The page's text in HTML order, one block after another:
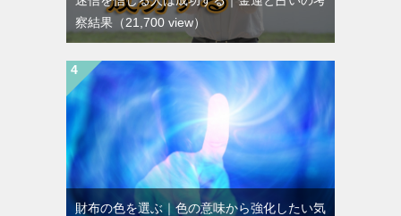
察結果 （21,700 view）
財布の色を選ぶ｜色の意味から強化したい気